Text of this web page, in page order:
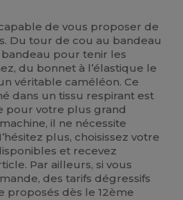
de vous proposer de
Du tour de cou au bandeau
pour tenir les
du bonnet à l’élastique le
véritable caméléon. Ce
dans un tissu respirant est
pour votre plus grand
il ne nécessite
plus, choisissez votre
et recevez
Par ailleurs, si vous
des tarifs dégressifs
proposés dès le 12ème